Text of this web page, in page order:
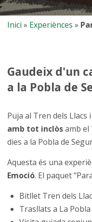
Inici » Experiènces »
Gaudeix d'un
a la Pobla de
Puja al Tren dels Llacs
amb tot inclòsamb el
dies a la Pobla de
Aquesta és una
Emoció. El paquet
Bitllet Tren dels
Trasllats a La